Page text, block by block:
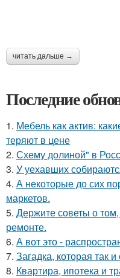
читать дальше →
Последние
1. Мебель как актив:
теряют в цене
2. Схему долиной" в
3. У уехавших
4. А некоторые до сих
маркетов.
5. Держите советы о
ремонте.
6. А вот это -
7. Загадка, которая так
8. Квартира, ипотека и